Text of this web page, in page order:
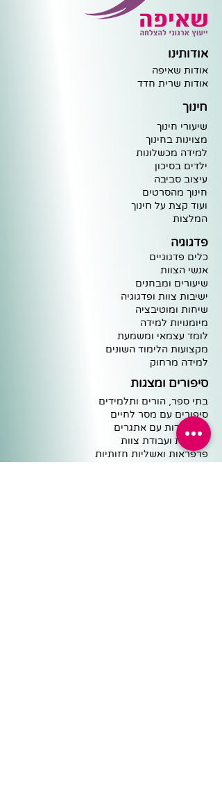
אודותינו
אודות שאיפה
אודות שרית חדד
חינוך
שיעורי חינוך
מצוינות בחינוך
למידה מכשלונות
ילדים בסיכון
עיצוב סביבה
חינוך מהסרטים
ועוד קצת על חינוך
המלצות
פדגוגיה
כלים פדגוגיים
אנשי הצוות
שיעורים ומבחנים
ישיבות צוות ופדגוגיה
שיחות ומוטיבציה
מיומנויות למידה
לומד עצמאי ומשמעת
מקצועות הלימוד השונים
למידה מרחוק
סיפורים ומצגות
בתי ספר, הורים ותלמידים
סיפורים עם מסר לחיים
התמודדות עם אתגרים
מנהיגות ועבודת צוות
פרפראות ואשליות חזותיות